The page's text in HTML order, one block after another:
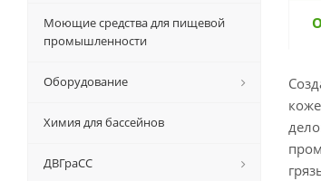
Моющие средства для пищевой
промышленности
Оборудование
Химия для бассейнов
ДВГраСС